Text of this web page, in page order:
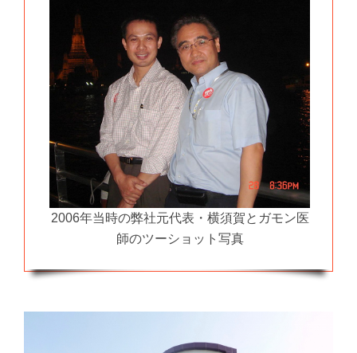
2006年当時の弊社元代表・横須賀とガモン医
師のツーショット写真